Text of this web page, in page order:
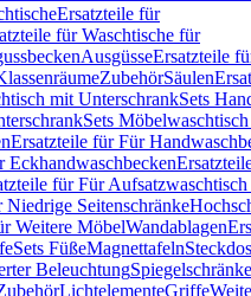
Ersatzteile für
für Waschtische für
AusgüsseErsatzteile
ZubehörSäulen
mit UnterschrankSets
Sets
Ersatzteile für Für
Eckhandwaschbecken
für Für
Niedrige Seitenschränke
Weitere MöbelWandablagen
Sets FüßeMagnettafeln
BeleuchtungSpiegelschränke
LichtelementeGriffe